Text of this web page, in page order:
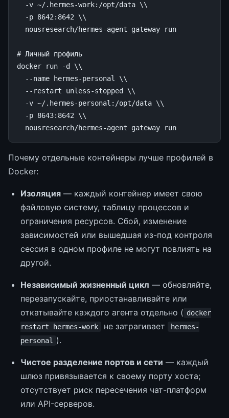
-v ~/.hermes-work:/opt/data \\
-p 8642 :8642
\\
nousresearch/hermes-agent
gateway run
# Личный профиль
docker
run -d
\\
--name
hermes-personal
\\
--restart
unless-stopped
\\
-v ~/.hermes-personal:/opt/data \\
-p 8643:8642
\\
nousresearch/hermes-agent
gateway
Почему отдельные контейнеры лучше профилей в
Docker:
Изоляция — каждый контейнер имеет свою
файловую систему, таблицу процессов и
ограничения ресурсов. Сбой, изменение
зависимостей или вышедшая из-под контроля
сессия в одном профиле не могут повлиять на
другой.
Независимый жизненный цикл — обновляйте,
перезапускайте, приостанавливайте или
откатывайте каждого агента отдельно ( docker
restart hermes-work
не затрагивает
hermes-
personal
).
Чистое разделение портов и сети — каждый
шлюз привязывается к своему порту хоста;
отсутствует риск пересечения чат-платформ
или API-серверов.